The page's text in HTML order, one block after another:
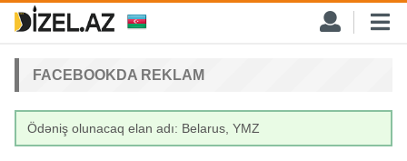
FACEBOOKDA REKLAM
Ödəniş olunacaq elan adı: Belarus, YMZ